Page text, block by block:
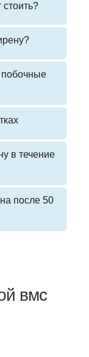
стоить?
в течение
после 50
вмс